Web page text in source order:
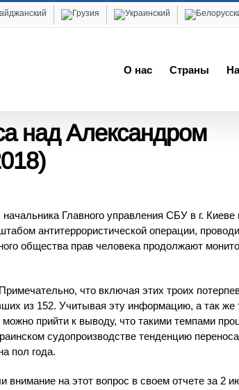
О нас Cтраны
над Александром
Главного управления СБУ в г. Киеве
антитеррористической операции,
общества прав человека продолжают
что включая этих троих
из 152. Учитывая эту информацию, а так же
прийти к выводу, что такими темпами
судопроизводстве тенденцию
пол года.
на этот вопрос в своем отчете за 2